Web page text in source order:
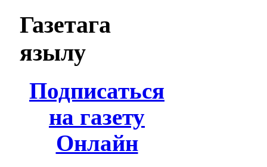
Газетага
язылу
Подписаться
на газету
Онлайн